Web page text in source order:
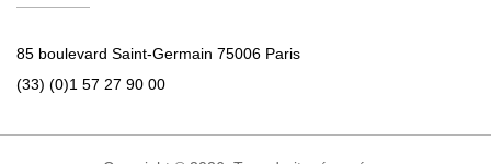
85 boulevard Saint-Germain 75006 Paris
(33) (0)1 57 27 90 00